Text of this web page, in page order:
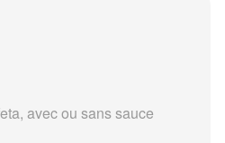
avec ou sans sauce